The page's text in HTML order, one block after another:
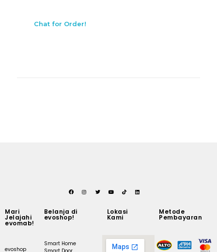
Chat for Order!
Mari
Jelajahi
evomab!
evoshop
Belanja di
evoshop!
Smart Home
Lokasi
Kami
Metode
Pembayaran